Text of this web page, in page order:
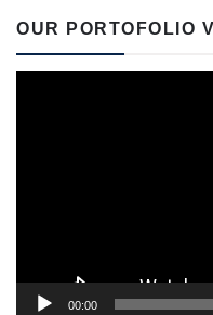
OUR PORTOFOLIO
00:00